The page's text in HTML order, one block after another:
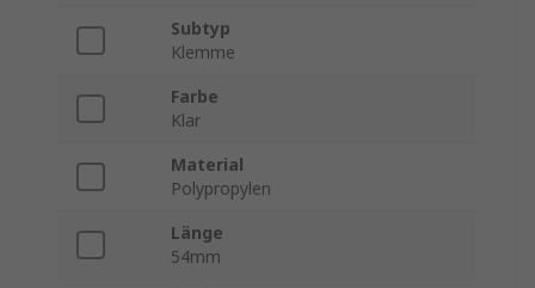
Subtyp
Klemme
Farbe
Klar
Material
Polypropylen
Länge
54mm